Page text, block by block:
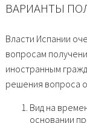
ВАРИАНТЫ
Власти Испании
вопросам
иностранным
решения вопроса
Вид на
основании